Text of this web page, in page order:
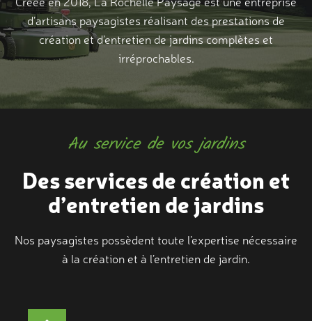
d’artisans paysagistes réalisant des prestations de
création et d’entretien de jardins complètes et
irréprochables.
Au service de vos jardins
Des services de création et
d’entretien de jardins
Nos paysagistes possèdent toute l’expertise nécessaire
à la création et à l’entretien de jardin.